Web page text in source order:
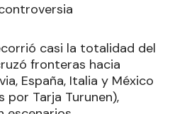
casi la totalidad del
fronteras hacia
España, Italia y México
por Tarja Turunen),